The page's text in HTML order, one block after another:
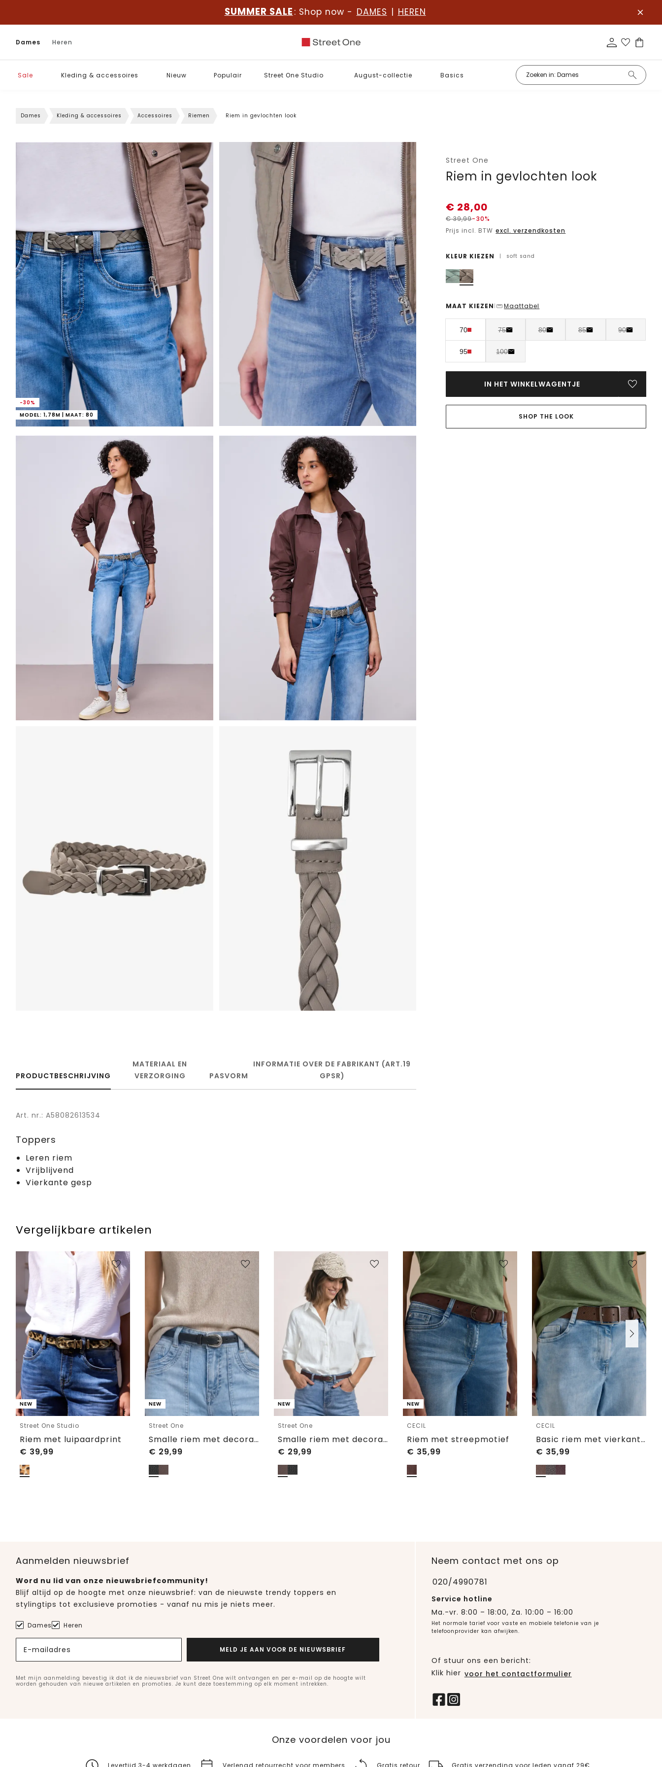
SUMMER SALE : Shop now - DAMES | HEREN
Dames Heren
Sale Kleding & accessoires Nieuw Populair Street One Studio August-collectie Basics
Dames Kleding & accessoires Accessoires Riemen Riem in gevlochten look
-30%
MODEL: 1,78M | MAAT: 80
Street One
Riem in gevlochten look
€ 28,00
€39,99-30%
Prijs incl. BTW excl. verzendkosten
KLEUR KIEZEN | soft sand
MAAT KIEZEN | Maattabel
70 75 80 85 90
95 100
IN HET WINKELWAGENTJE
SHOP THE LOOK
PRODUCTBESCHRIJVING
MATERIAAL EN
VERZORGING
PASVORM
INFORMATIE OVER DE FABRIKANT (ART.19
GPSR)
Art. nr.: A58082613534
Toppers
Leren riem
Vrijblijvend
Vierkante gesp
Vergelijkbare artikelen
NEW
Street One Studio
Riem met luipaardprint
€ 39,99
NEW
Street One
Smalle riem met decoratieve gesp
€ 29,99
NEW
Street One
Smalle riem met decoratieve gesp
€ 29,99
NEW
CECIL
Riem met streepmotief
€ 35,99
CECIL
Basic riem met vierkante gesp
€ 35,99
Aanmelden nieuwsbrief
Word nu lid van onze nieuwsbriefcommunity!
Blijf altijd op de hoogte met onze nieuwsbrief: van de nieuwste trendy toppers en
stylingtips tot exclusieve promoties - vanaf nu mis je niets meer.
Dames Heren
E-mailadres MELD JE AAN VOOR DE NIEUWSBRIEF
Met mijn aanmelding bevestig ik dat ik de nieuwsbrief van Street One wilt ontvangen en per e-mail op de hoogte wilt
worden gehouden van nieuwe artikelen en promoties. Je kunt deze toestemming op elk moment intrekken.
Neem contact met ons op
020/4990781
Service hotline
Ma.-vr. 8:00 – 18:00, Za. 10:00 – 16:00
Het normale tarief voor vaste en mobiele telefonie van je
telefoonprovider kan afwijken.
Of stuur ons een bericht:
Klik hier voor het contactformulier
Onze voordelen voor jou
Levertijd 3-4 werkdagen Verlengd retourrecht voor members Gratis retour Gratis verzending voor leden vanaf 29€